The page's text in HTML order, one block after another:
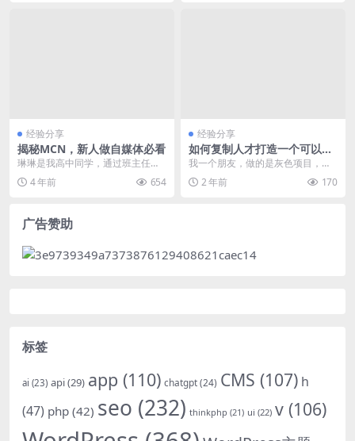
经验分享
揭秘MCN，新人做自媒体必看
琳琳是我高中同学，通过班主任知
道我在做自媒体，前天加上微信，
咨询了我一些问题。她...
4 年前 654
经验分享
如何复制人才打造一个可以循
环并放大的裂变系统
我一个朋友，做的是灰色项目，具
体是什么就不披露了，反正是薅羊
毛的。起初，他一个人...
2 年前 170
广告赞助
标签
ai (23) api(29) app (110) chatgpt(24) CMS (107) h
(47) php (42) seo (232) thinkphp (21) ui (22) v (106)